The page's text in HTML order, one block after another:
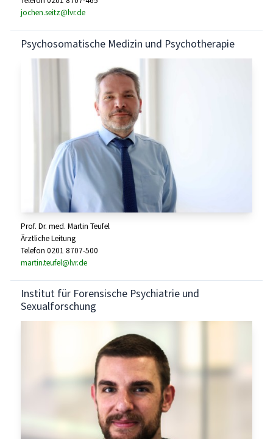
jochen.seitz@lvr.de
Psychosomatische Medizin und Psychotherapie
Prof. Dr. med. Martin Teufel
Ärztliche Leitung
Telefon 0201 8707-500
martin.teufel@lvr.de
Institut für Forensische Psychiatrie und
Sexualforschung